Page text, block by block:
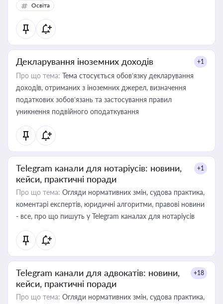
Освіта
Декларування іноземних доходів +1
Про що тема: Тема стосується обов’язку декларування
доходів, отриманих з іноземних джерел, визначення
податкових зобов’язань та застосування правил
уникнення подвійного оподаткування
Telegram канали для нотаріусів: новини,
кейси, практичні поради
+1
Про що тема: Огляди нормативних змін, судова практика,
коментарі експертів, юридичні алгоритми, правові новини
- все, про що пишуть у Telegram каналах для нотаріусів
Telegram канали для адвокатів: новини,
кейси, практичні поради
+18
Про що тема: Огляди нормативних змін, судова практика,